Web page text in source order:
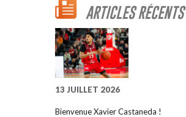
ARTICLES RÉCENTS
13 JUILLET 2026
Bienvenue Xavier Castaneda !